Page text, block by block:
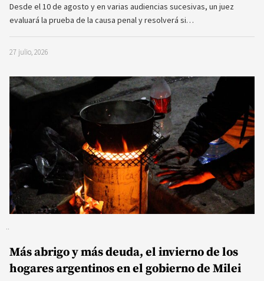
Desde el 10 de agosto y en varias audiencias sucesivas, un juez
evaluará la prueba de la causa penal y resolverá si…
27 julio, 2026
Más abrigo y más deuda, el invierno de los
hogares argentinos en el gobierno de Milei